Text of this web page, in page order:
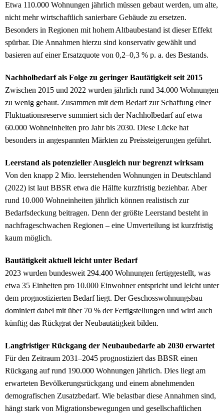
Etwa 110.000 Wohnungen jährlich müssen gebaut werden, um alte,
nicht mehr wirtschaftlich sanierbare Gebäude zu ersetzen.
Besonders in Regionen mit hohem Altbaubestand ist dieser Effekt
spürbar. Die Annahmen hierzu sind konservativ gewählt und
basieren auf einer Ersatzquote von 0,2–0,3 % p. a. des Bestands.
Nachholbedarf als Folge zu geringer Bautätigkeit seit 2015
Zwischen 2015 und 2022 wurden jährlich rund 34.000 Wohnungen
zu wenig gebaut. Zusammen mit dem Bedarf zur Schaffung einer
Fluktuationsreserve summiert sich der Nachholbedarf auf etwa
60.000 Wohneinheiten pro Jahr bis 2030. Diese Lücke hat
besonders in angespannten Märkten zu Preissteigerungen geführt.
Leerstand als potenzieller Ausgleich nur begrenzt wirksam
Von den knapp 2 Mio. leerstehenden Wohnungen in Deutschland
(2022) ist laut BBSR etwa die Hälfte kurzfristig beziehbar. Aber
rund 10.000 Wohneinheiten jährlich können realistisch zur
Bedarfsdeckung beitragen. Denn der größte Leerstand besteht in
nachfrageschwachen Regionen – eine Umverteilung ist kurzfristig
kaum möglich.
Bautätigkeit aktuell leicht unter Bedarf
2023 wurden bundesweit 294.400 Wohnungen fertiggestellt, was
etwa 35 Einheiten pro 10.000 Einwohner entspricht und leicht unter
dem prognostizierten Bedarf liegt. Der Geschosswohnungsbau
dominiert dabei mit über 70 % der Fertigstellungen und wird auch
künftig das Rückgrat der Neubautätigkeit bilden.
Langfristiger Rückgang der Neubaubedarfe ab 2030 erwartet
Für den Zeitraum 2031–2045 prognostiziert das BBSR einen
Rückgang auf rund 190.000 Wohnungen jährlich. Dies liegt am
erwarteten Bevölkerungsrückgang und einem abnehmenden
demografischen Zusatzbedarf. Wie belastbar diese Annahmen sind,
hängt stark von Migrationsbewegungen und gesellschaftlichen